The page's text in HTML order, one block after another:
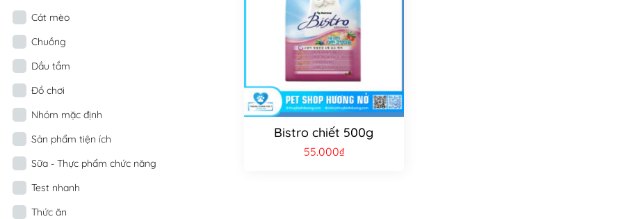
Cát mèo
Chuồng
Dầu tắm
Đồ chơi
Nhóm mặc định
Sản phẩm tiện ích
Sữa - Thực phẩm chức năng
Test nhanh
Thức ăn
Bistro chiết 500g
55.000₫